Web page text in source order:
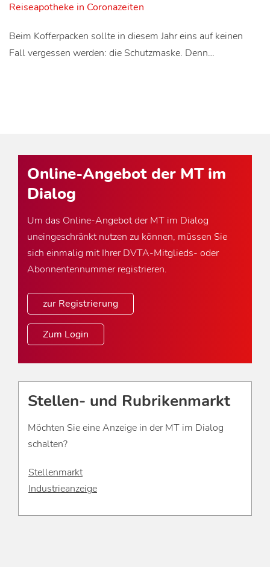
Reiseapotheke in Coronazeiten
Beim Kofferpacken sollte in diesem Jahr eins auf keinen
Fall vergessen werden: die Schutzmaske. Denn…
Online-Angebot der MT im
Dialog
Um das Online-Angebot der MT im Dialog
uneingeschränkt nutzen zu können, müssen Sie
sich einmalig mit Ihrer DVTA-Mitglieds- oder
Abonnentennummer registrieren.
zur Registrierung
Zum Login
Stellen- und Rubrikenmarkt
Möchten Sie eine Anzeige in der MT im Dialog
schalten?
Stellenmarkt
Industrieanzeige